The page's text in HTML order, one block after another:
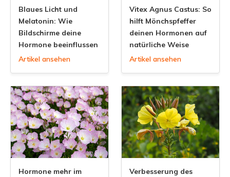
Blaues Licht und
Melatonin: Wie
Bildschirme deine
Hormone beeinflussen
Artikel ansehen
Vitex Agnus Castus: So
hilft Mönchspfeffer
deinen Hormonen auf
natürliche Weise
Artikel ansehen
Hormone mehr im
Verbesserung des